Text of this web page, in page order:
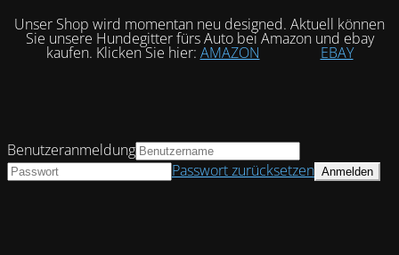
Unser Shop wird momentan neu designed. Aktuell können
Sie unsere Hundegitter fürs Auto bei Amazon und ebay
kaufen. Klicken Sie hier: AMAZON EBAY
Benutzeranmeldung
Passwort zurücksetzen